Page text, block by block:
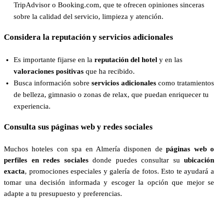
TripAdvisor o Booking.com, que te ofrecen opiniones sinceras
sobre la calidad del servicio, limpieza y atención.
Considera la reputación y servicios adicionales
Es importante fijarse en la reputación del hotel y en las
valoraciones positivas que ha recibido.
Busca información sobre servicios adicionales como tratamientos
de belleza, gimnasio o zonas de relax, que puedan enriquecer tu
experiencia.
Consulta sus páginas web y redes sociales
Muchos hoteles con spa en Almería disponen depáginas web o
perfiles en redes socialesdonde puedes consultar su ubicación
exacta, promociones especiales y galería de fotos. Esto te ayudará a
tomar una decisión informada y escoger la opción que mejor se
adapte a tu presupuesto y preferencias.